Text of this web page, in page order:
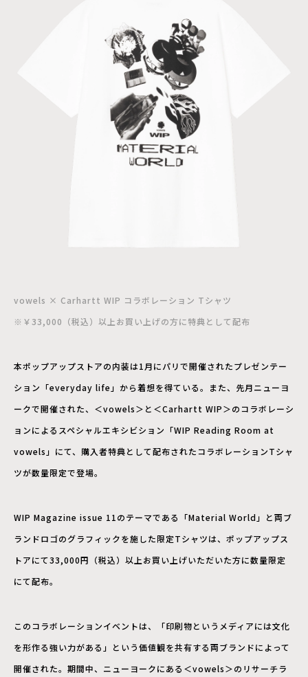
vowels × Carhartt WIP コラボレーション Tシャツ
※￥33,000（税込）以上お買い上げの方に特典として配布
本ポップアップストアの内装は1月にパリで開催されたプレゼンテー
ション「everyday life」から着想を得ている。また、先月ニューヨ
ークで開催された、＜vowels＞と＜Carhartt WIP＞のコラボレーシ
ョンによるスペシャルエキシビション「WIP Reading Room at
vowels」にて、購入者特典として配布されたコラボレーションTシャ
ツが数量限定で登場。
WIP Magazine issue 11のテーマである「Material World」と両ブ
ランドロゴのグラフィックを施した限定Tシャツは、ポップアップス
トアにて33,000円（税込）以上お買い上げいただいた方に数量限定
にて配布。
このコラボレーションイベントは、「印刷物というメディアには文化
を形作る強い力がある」という価値観を共有する両ブランドによって
開催された。期間中、ニューヨークにある＜vowels＞のリサーチラ